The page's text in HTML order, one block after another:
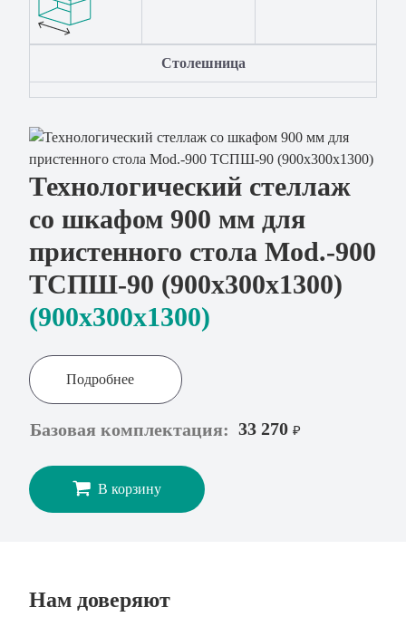
Технологический стеллаж
со шкафом 900 мм для
пристенного стола Mod.-900
ТСПШ-90 (900х300х1300)
(900x300х1300)
Подробнее
Базовая комплектация: 33 270 ₽
В корзину
Столешница
Нам доверяют